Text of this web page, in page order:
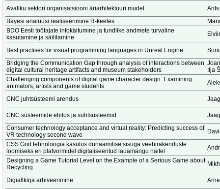
Avaliku sektori organisatsiooni äriarhitektuuri mudel
Bayesi analüüsi realiseerimine R-keeles
BDO Eesti töötajate infokäitumine ja tundlike andmete turvaline
kasutamine ja säilitamine
Best practises for visual programming languages in Unreal Engine
Bridging the Communication Gap through analysis of interactions between
digital cultural heritage artifacts and museum stakeholders
Ilja
Challenging components of digital game character design: Examining
animators, artists and game students
CNC juhtsüsteemi arendus
CNC süsteemide ehitus ja suhtsüsteemid
Consumer technology acceptance and virtual reality: Predicting success of
VR technology second wave
CSS Grid tehnoloogia kasutus dünaamilise sisuga veebirakenduste
loomiseks eri platvormidel digitaliseeritud lauamängu näitel
Designing a Game Tutorial Level on the Example of a Serious Game about
Recycling
Digiallkirja arhiveerimine